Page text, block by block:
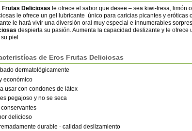
Frutas Deliciosas le ofrece el sabor que desee – sea kiwi-fresa, limón
le ofrece un gel lubricante único para caricias picantes y eróticas
le hará vivir una diversión oral muy especial e innumerables
despierta su pasión. Aumenta la capacidad deslizante y le ofrece
piel
de Eros Frutas Deliciosas
dermatológicamente
económico
usar con condones de látex
es pegajoso y no se seca
conservantes
delicioso
durable - calidad deslizamiento